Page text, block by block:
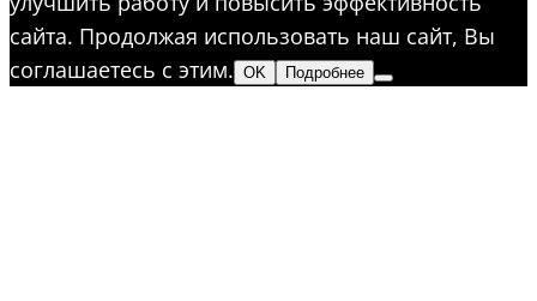
сайта. Продолжая использовать наш сайт, Вы
соглашаетесь с этим. OK Подробнее